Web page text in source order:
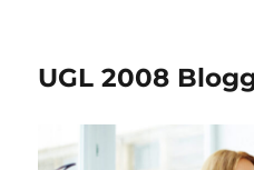
UGL 2008